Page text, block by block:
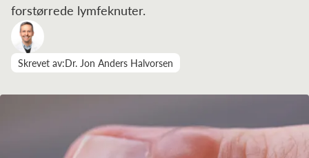
forstørrede lymfeknuter.
Skrevet av:Dr. Jon Anders Halvorsen